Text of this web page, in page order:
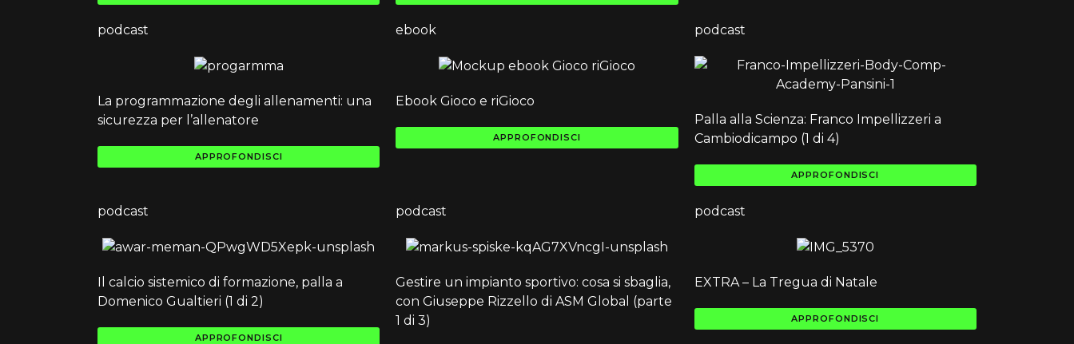
podcast
La programmazione degli allenamenti: una
sicurezza per l’allenatore
APPROFONDISCI
ebook
Ebook Gioco e riGioco
APPROFONDISCI
podcast
Palla alla Scienza: Franco Impellizzeri a
Cambiodicampo (1 di 4)
APPROFONDISCI
podcast
Il calcio sistemico di formazione, palla a
Domenico Gualtieri (1 di 2)
APPROFONDISCI
podcast
Gestire un impianto sportivo: cosa si sbaglia,
con Giuseppe Rizzello di ASM Global (parte
1 di 3)
podcast
EXTRA – La Tregua di Natale
APPROFONDISCI